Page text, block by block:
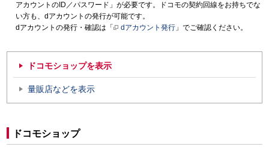
アカウントのID／パスワード」が必要です。ドコモの契約回線をお持ちでな
い方も、dアカウントの発行が可能です。
dアカウントの発行・確認は「
dアカウント発行 」でご確認ください。
ドコモショップを表示
量販店などを表示
ドコモショップ